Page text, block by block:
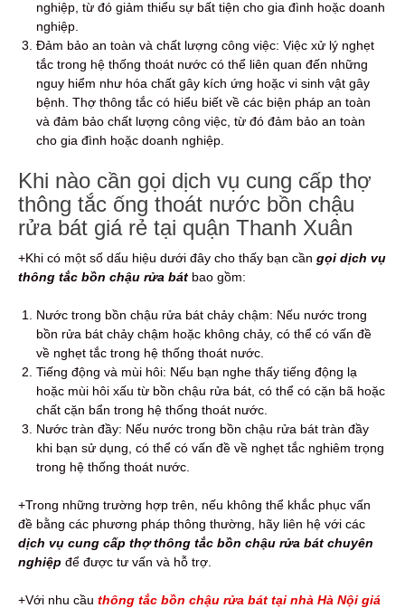
nghiệp, từ đó giảm thiểu sự bất tiện cho gia đình hoặc doanh
nghiệp.
Đảm bảo an toàn và chất lượng công việc: Việc xử lý nghẹt
tắc trong hệ thống thoát nước có thể liên quan đến những
nguy hiểm như hóa chất gây kích ứng hoặc vi sinh vật gây
bệnh. Thợ thông tắc có hiểu biết về các biện pháp an toàn
và đảm bảo chất lượng công việc, từ đó đảm bảo an toàn
cho gia đình hoặc doanh nghiệp.
Khi nào cần gọi dịch vụ cung cấp thợ
thông tắc ống thoát nước bồn chậu
rửa bát giá rẻ tại quận Thanh Xuân
+Khi có một số dấu hiệu dưới đây cho thấy bạn cần gọi dịch vụ
thông tắc bồn chậu rửa bát bao gồm:
Nước trong bồn chậu rửa bát chảy chậm: Nếu nước trong
bồn rửa bát chảy chậm hoặc không chảy, có thể có vấn đề
về nghẹt tắc trong hệ thống thoát nước.
Tiếng động và mùi hôi: Nếu bạn nghe thấy tiếng động lạ
hoặc mùi hôi xấu từ bồn chậu rửa bát, có thể có cặn bã hoặc
chất cặn bẩn trong hệ thống thoát nước.
Nước tràn đầy: Nếu nước trong bồn chậu rửa bát tràn đầy
khi bạn sử dụng, có thể có vấn đề về nghẹt tắc nghiêm trọng
trong hệ thống thoát nước.
+Trong những trường hợp trên, nếu không thể khắc phục vấn
đề bằng các phương pháp thông thường, hãy liên hệ với các
dịch vụ cung cấp thợ thông tắc bồn chậu rửa bát chuyên
nghiệp để được tư vấn và hỗ trợ.
+Với nhu cầu thông tắc bồn chậu rửa bát tại nhà Hà Nội giá